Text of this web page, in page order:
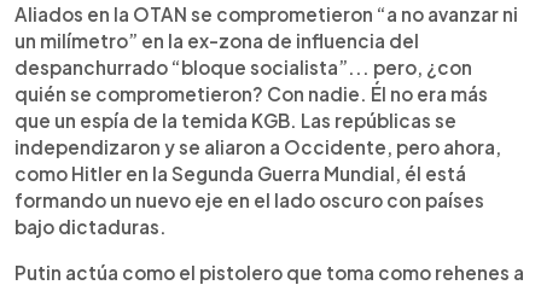
Aliados en la OTAN se comprometieron “a no avanzar ni
un milímetro” en la ex-zona de influencia del
despanchurrado “bloque socialista”... pero, ¿con
quién se comprometieron? Con nadie. Él no era más
que un espía de la temida KGB. Las repúblicas se
independizaron y se aliaron a Occidente, pero ahora,
como Hitler en la Segunda Guerra Mundial, él está
formando un nuevo eje en el lado oscuro con países
bajo dictaduras.
Putin actúa como el pistolero que toma como rehenes a